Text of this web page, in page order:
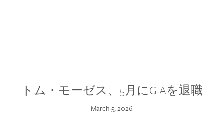
トム・モーゼス、5月にGIAを退職
March 5, 2026